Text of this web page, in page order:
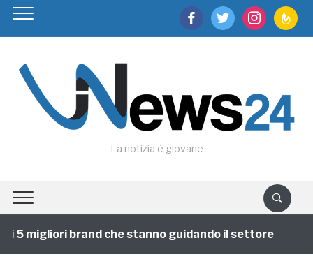
facebooktwitter instagram
La notizia è giovane
migliori brand che stanno guidando il settore